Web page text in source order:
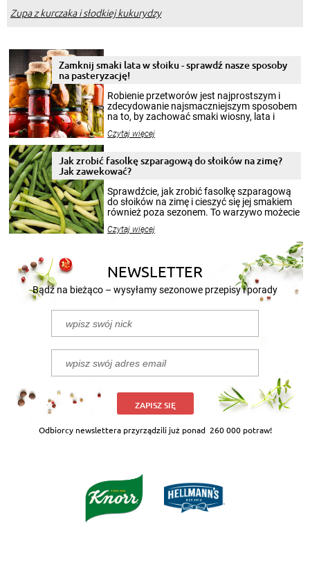
Zupa z kurczaka i słodkiej kukurydzy
Zamknij smaki lata w słoiku - sprawdź nasze sposoby
na pasteryzację!
Robienie przetworów jest najprostszym i
zdecydowanie najsmaczniejszym sposobem
na to, by zachować smaki wiosny, lata i
krajobrazów, by cieszyć nimi oko w sezonie
pełni poczuć atmosferę cieplejszych
miesięcy. Przygotowanie słoików ze
patenty, które pozwolą zachować świeżość
przetworów.
Czytaj więcej
Jak zrobić fasolkę szparagową do słoików na zimę?
Jak zawekować?
Sprawdźcie, jak zrobić fasolkę szparagową
do słoików na zimę i cieszyć się jej smakiem
również poza sezonem. To warzywo możecie
nasze propozycje!
Czytaj więcej
NEWSLETTER
Bądź na bieżąco – wysyłamy sezonowe przepisy i porady
ZAPISZ SIĘ
Odbiorcy newslettera przyrządzili już ponad 260 000 potraw!